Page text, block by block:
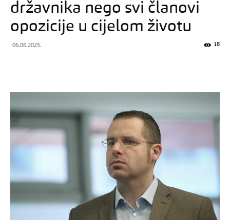
državnika nego svi članovi
opozicije u cijelom životu
06.06.2025. 18